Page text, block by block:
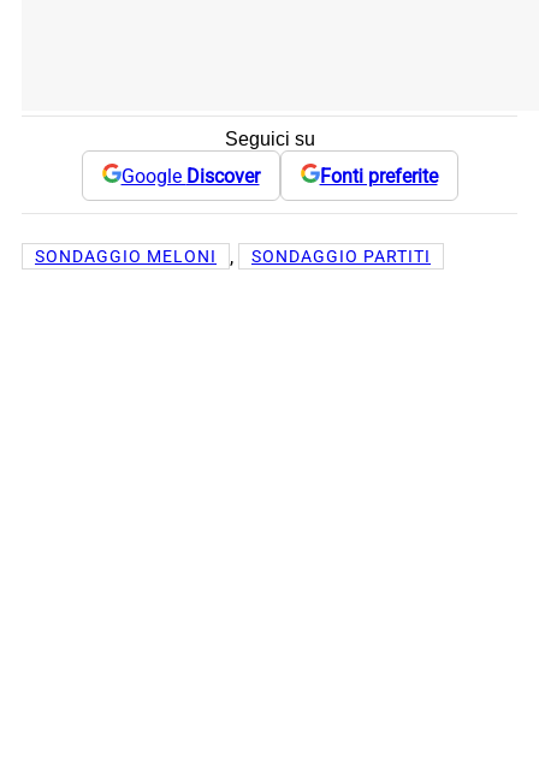
Seguici su
Google Discover Fonti preferite
SONDAGGIO MELONI , SONDAGGIO PARTITI